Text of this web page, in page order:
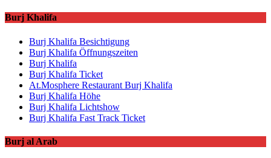
Burj Khalifa
Burj Khalifa Besichtigung
Burj Khalifa Öffnungszeiten
Burj Khalifa
Burj Khalifa Ticket
At.Mosphere Restaurant Burj Khalifa
Burj Khalifa Höhe
Burj Khalifa Lichtshow
Burj Khalifa Fast Track Ticket
Burj al Arab